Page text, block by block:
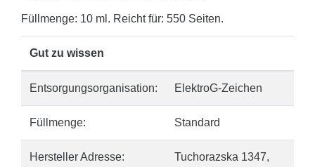
Füllmenge: 10 ml. Reicht für: 550 Seiten.
Gut zu wissen
Entsorgungsorganisation: ElektroG-Zeichen
Füllmenge: Standard
Hersteller Adresse:
Tuchorazska 1347,